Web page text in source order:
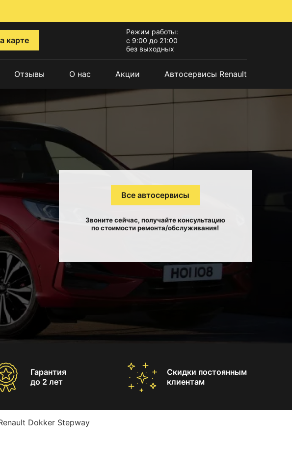
карте
Режим работы:
с 9:00 до 21:00
без выходных
Отзывы О нас Акции Автосервисы Renault
Все автосервисы
Звоните сейчас, получайте консультацию
по стоимости ремонта/обслуживания!
Гарантия
до 2 лет
Скидки постоянным
клиентам
Dokker Stepway